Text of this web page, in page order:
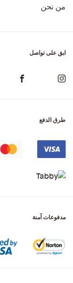
من نحن
ابق على تواصل
طرق الدفع
مدفوعات آمنة